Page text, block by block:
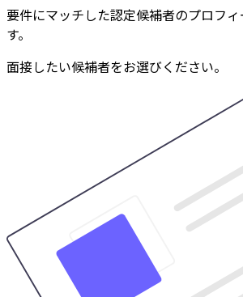
要件にマッチした認定候補者のプロフ
す。
面接したい候補者をお選びください。